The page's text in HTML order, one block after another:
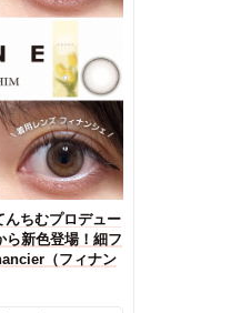
んちむプロデュー
ら新色登場！細フ
（フィナン